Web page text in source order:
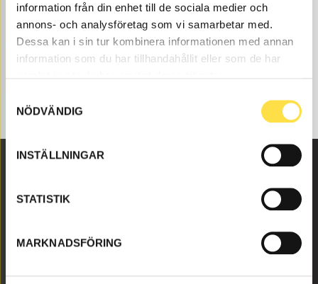
information från din enhet till de sociala medier och
annons- och analysföretag som vi samarbetar med.
Dessa kan i sin tur kombinera informationen med annan
information som du har tillhandahållit eller som de har
NÖDVÄNDIG
INSTÄLLNINGAR
STATISTIK
MARKNADSFÖRING
ENGINE BLOCK HEATER